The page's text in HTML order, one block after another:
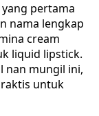
pertama
nama lengkap
cream
liquid lipstick.
nan mungil ini,
untuk